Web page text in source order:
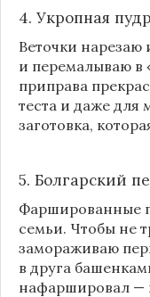
4. Укропная
Веточки нарезаю
и перемалываю в
приправа
теста и даже для
заготовка,
5. Болгарский
Фаршированные
семьи. Чтобы не
замораживаю
в друга
нафаршировал —